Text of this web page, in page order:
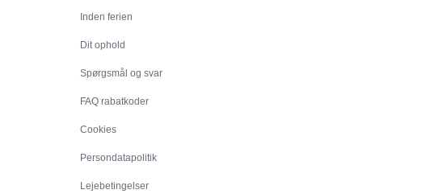
Inden ferien
Dit ophold
Spørgsmål og svar
FAQ rabatkoder
Cookies
Persondatapolitik
Lejebetingelser